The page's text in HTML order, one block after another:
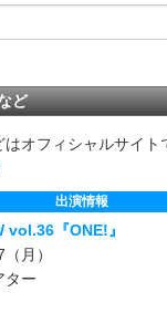
ど
オフィシャルサイト
出演情報
vol.36『ONE!』
月）
ター